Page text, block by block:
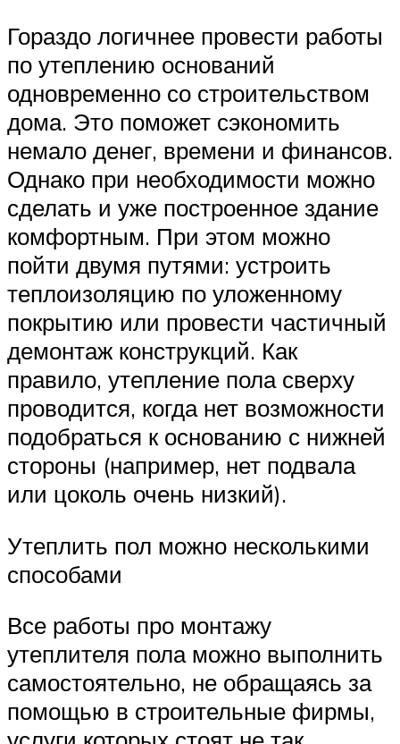
Гораздо логичнее провести работы
по утеплению оснований
одновременно со строительством
дома. Это поможет сэкономить
немало денег, времени и финансов.
Однако при необходимости можно
сделать и уже построенное здание
комфортным. При этом можно
пойти двумя путями: устроить
теплоизоляцию по уложенному
покрытию или провести частичный
демонтаж конструкций. Как
правило, утепление пола сверху
проводится, когда нет возможности
подобраться к основанию с нижней
стороны (например, нет подвала
или цоколь очень низкий).
Утеплить пол можно несколькими
способами
Все работы про монтажу
утеплителя пола можно выполнить
самостоятельно, не обращаясь за
помощью в строительные фирмы,